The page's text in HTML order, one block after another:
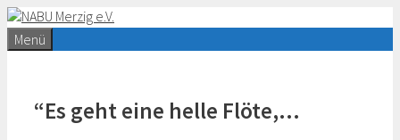
Zum
Inhalt
springen
Menü
“Es geht eine helle Flöte,…